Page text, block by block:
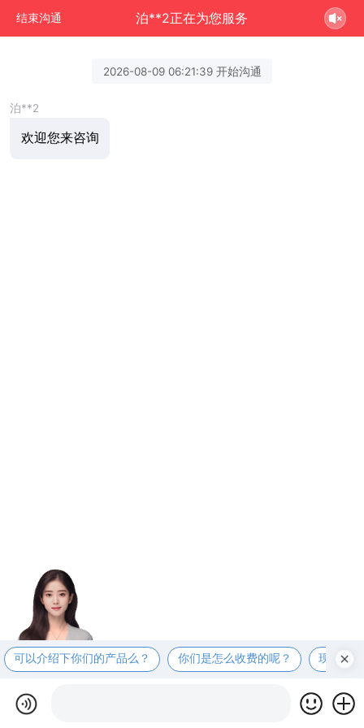
结束沟通 泊**2正在为您服务
2026-08-09 06:21:39 开始沟通
泊**2
欢迎您来咨询
可以介绍下你们的产品么？ 你们是怎么收费的呢？ 现在有